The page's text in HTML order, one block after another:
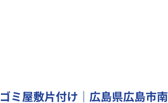
ゴミ屋敷片付け｜広島県広島市南